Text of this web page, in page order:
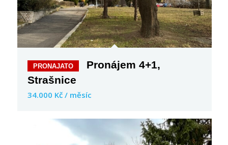
Pronájem 4+1,
Strašnice
34.000 Kč / měsíc